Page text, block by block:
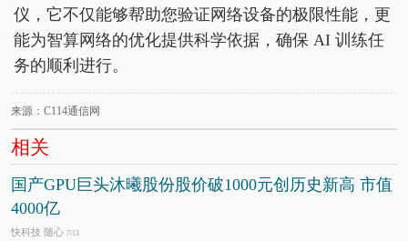
仪，它不仅能够帮助您验证网络设备的极限性能，更
能为智算网络的优化提供科学依据，确保 AI 训练任
务的顺利进行。
来源：C114通信网
相关
国产GPU巨头沐曦股份股价破1000元创历史新高 市值
4000亿
快科技 随心 7/13